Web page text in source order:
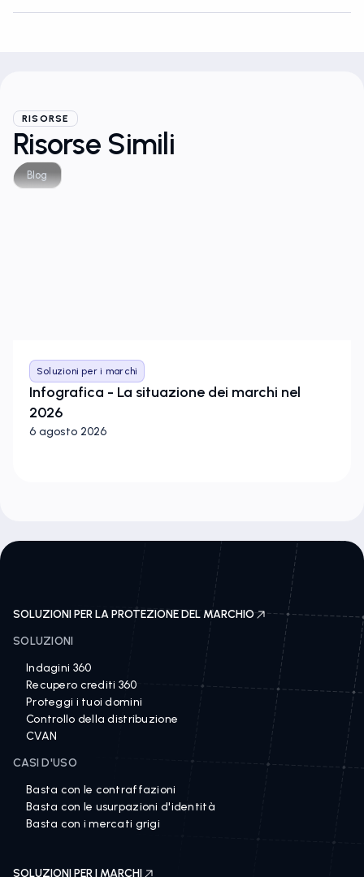
RISORSE
Risorse Simili
Blog
Soluzioni per i marchi
Infografica - La situazione dei marchi nel
2026
6 agosto 2026
SOLUZIONI PER LA PROTEZIONE DEL MARCHIO
SOLUZIONI
Indagini 360
Recupero crediti 360
Proteggi i tuoi domini
Controllo della distribuzione
CVAN
CASI D'USO
Basta con le contraffazioni
Basta con le usurpazioni d'identità
Basta con i mercati grigi
SOLUZIONI PER I MARCHI